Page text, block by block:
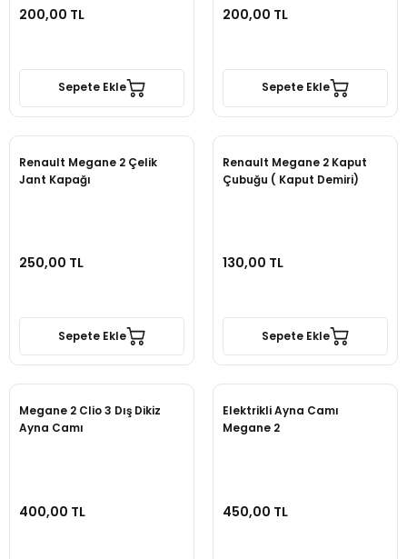
200,00 TL
Sepete Ekle
200,00 TL
Sepete Ekle
Renault Megane 2 Çelik
Jant Kapağı
250,00 TL
Sepete Ekle
Renault Megane 2 Kaput
Çubuğu ( Kaput Demiri)
130,00 TL
Sepete Ekle
Megane 2 Clio 3 Dış Dikiz
Ayna Camı
400,00 TL
Elektrikli Ayna Camı
Megane 2
450,00 TL